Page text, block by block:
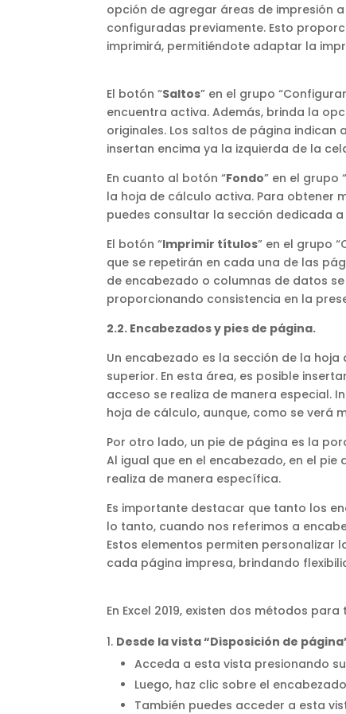
opción de agregar áreas de impresión
configuradas previamente. Esto
imprimirá, permitiéndote adaptar la
El botón “Saltos” en el grupo
encuentra activa. Además, brinda la
originales. Los saltos de página indican
insertan encima ya la izquierda de la
En cuanto al botón “Fondo” en el grupo
la hoja de cálculo activa. Para obtener
puedes consultar la sección dedicada
El botón “Imprimir títulos” en el grupo
que se repetirán en cada una de las
de encabezado o columnas de datos
proporcionando consistencia en la
2.2. Encabezados y pies de página.
Un encabezado es la sección de la
superior. En esta área, es posible
acceso se realiza de manera especial.
hoja de cálculo, aunque, como se verá
Por otro lado, un pie de página es la
Al igual que en el encabezado, en el
realiza de manera específica.
Es importante destacar que tanto los
lo tanto, cuando nos referimos a
Estos elementos permiten personalizar
cada página impresa, brindando
En Excel 2019, existen dos métodos
Desde la vista “Disposición de
Acceda a esta vista presionando
Luego, haz clic sobre el
También puedes acceder a esta